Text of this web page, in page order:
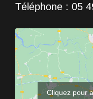
Téléphone : 05
Cliquez pour